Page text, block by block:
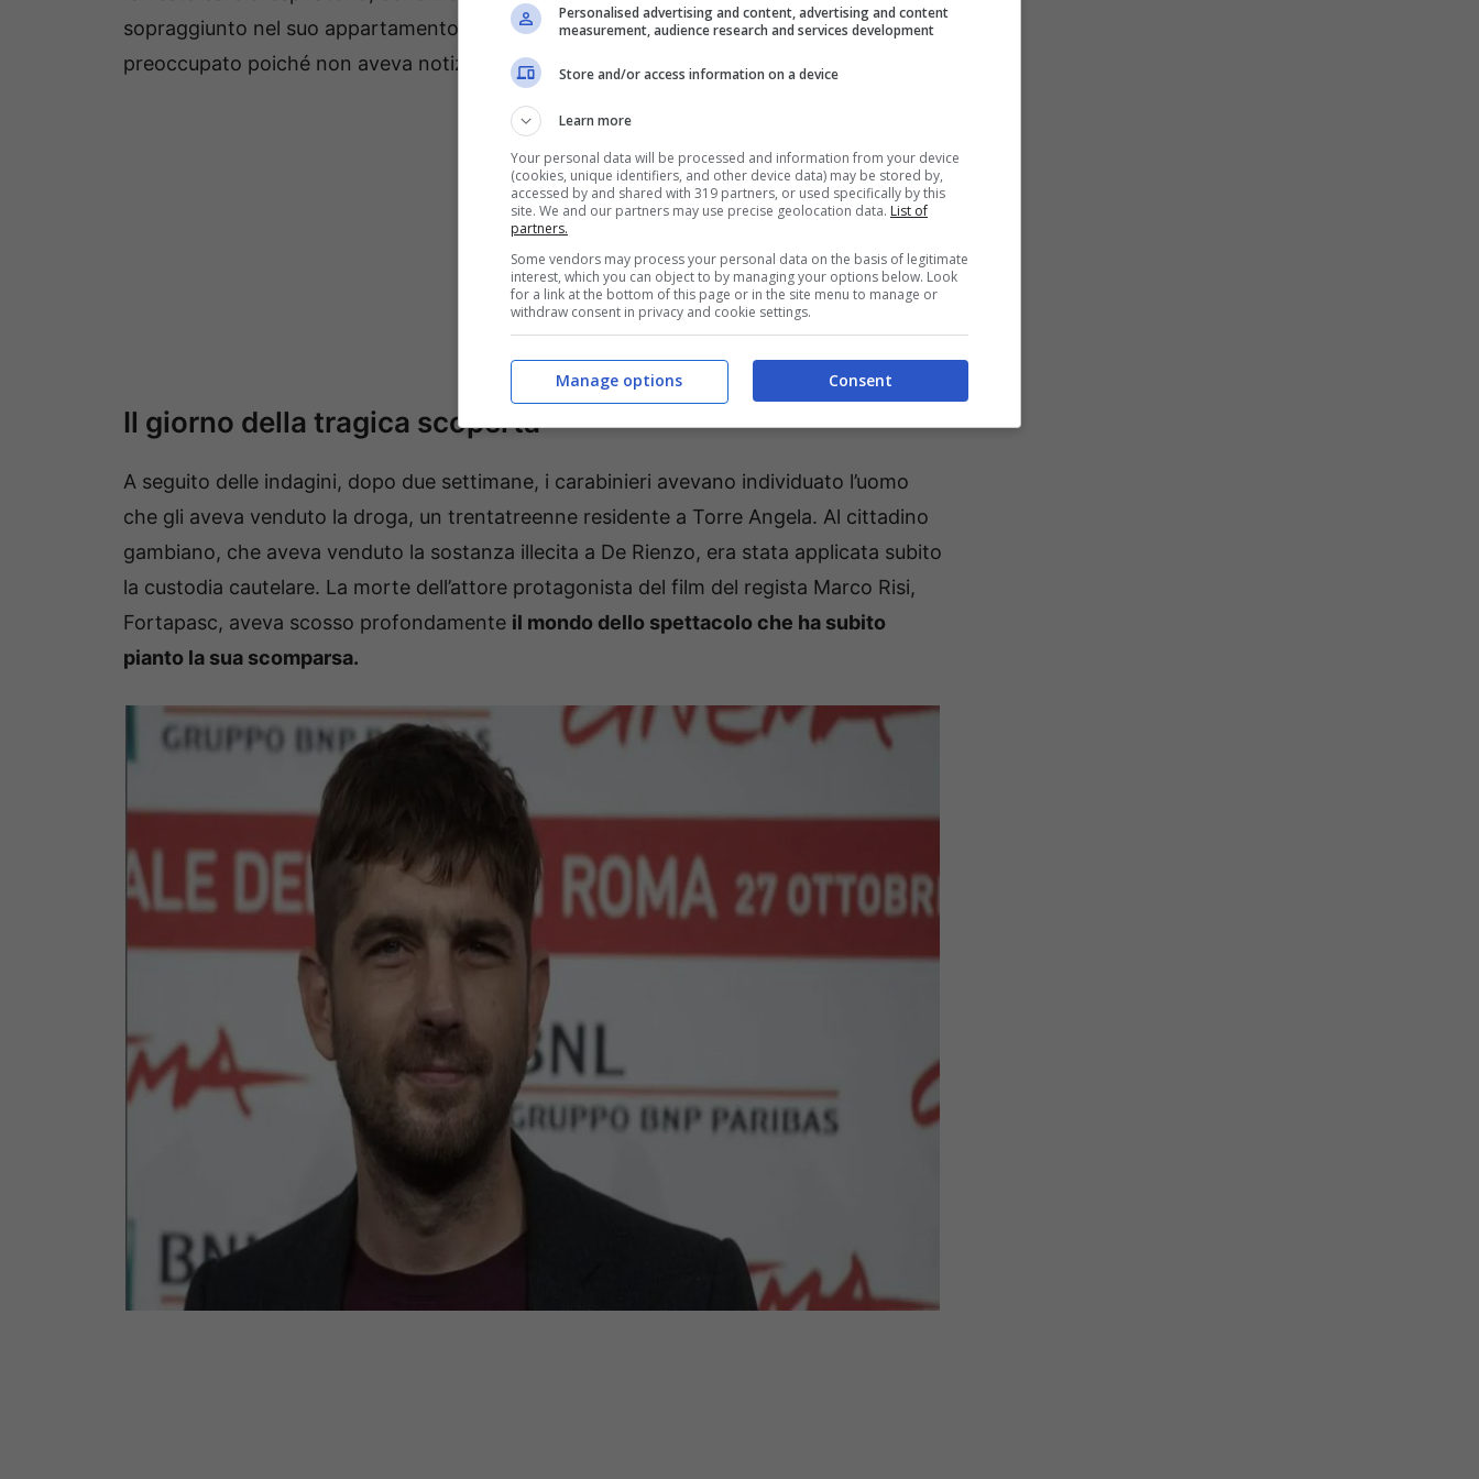
sopraggiunto nel suo appartamento in zona Madonna del Riposo, nella capitale,
preoccupato poiché non aveva notizie dell’interprete da qualche giorno.
Il giorno della tragica scoperta
A seguito delle indagini, dopo due settimane, i carabinieri avevano individuato l’uomo
che gli aveva venduto la droga, un trentatreenne residente a Torre Angela. Al cittadino
gambiano, che aveva venduto la sostanza illecita a De Rienzo, era stata applicata subito
la custodia cautelare. La morte dell’attore protagonista del film del regista Marco Risi,
Fortapasc, aveva scosso profondamente il mondo dello spettacolo che ha subito
pianto la sua scomparsa.
Personalised advertising and content, advertising and content
measurement, audience research and services development
Store and/or access information on a device
Learn more
Your personal data will be processed and information from your device
(cookies, unique identifiers, and other device data) may be stored by,
accessed by and shared with 319 partners, or used specifically by this
site. We and our partners may use precise geolocation data. List of
partners.
Some vendors may process your personal data on the basis of legitimate
interest, which you can object to by managing your options below. Look
for a link at the bottom of this page or in the site menu to manage or
withdraw consent in privacy and cookie settings.
Consent
Manage options